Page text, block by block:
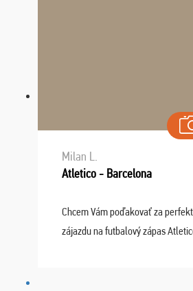
Milan L.
Atletico - Barcelona
Chcem Vám poďakovať za
zájazdu na futbalový zápas